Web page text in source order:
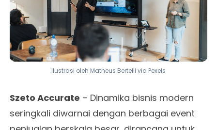
Ilustrasi oleh Matheus Bertelli via Pexels
Szeto Accurate – Dinamika bisnis modern
seringkali diwarnai dengan berbagai event